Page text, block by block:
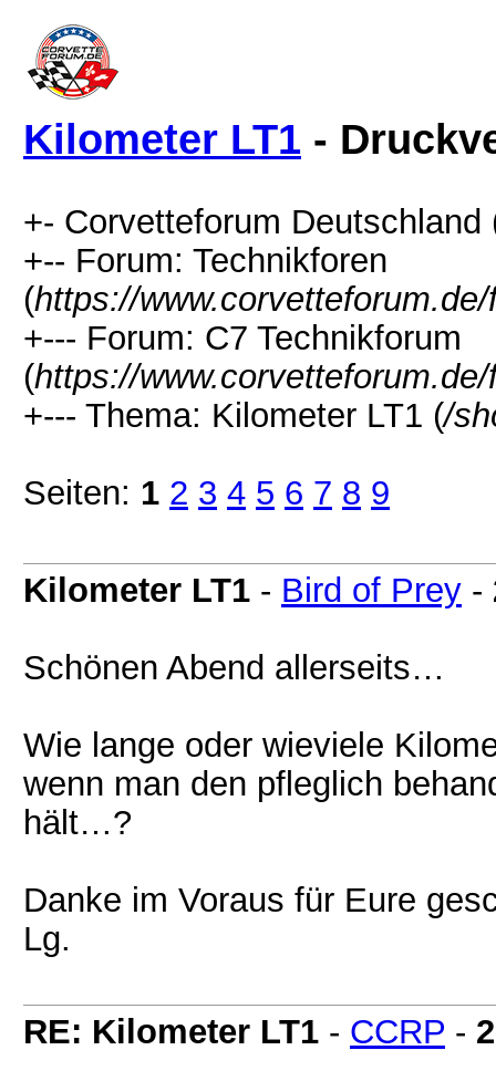
Kilometer LT1 -
+- Corvetteforum Deutschland
+-- Forum: Technikforen
(https://
+--- Forum: C7 Technikforum
(https://
+--- Thema: Kilometer LT1 (/
Seiten: 1 2 3 4 5 6 7 8 9
Kilometer LT1 - Bird of Prey -
Schönen Abend allerseits…
Wie lange oder wieviele
wenn man den pfleglich
hält…?
Danke im Voraus für Eure
Lg.
RE: Kilometer LT1 - CCRP -